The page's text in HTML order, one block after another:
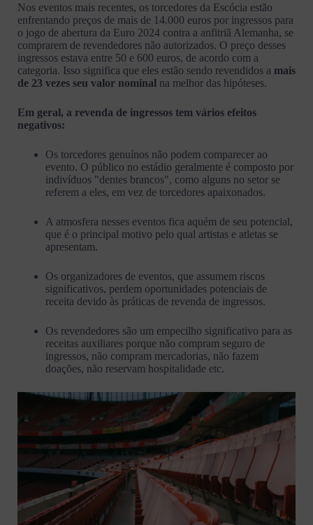
Nos eventos mais recentes, os torcedores da Escócia estão
enfrentando preços de mais de 14.000 euros por ingressos para
o jogo de abertura da Euro 2024 contra a anfitriã Alemanha, se
comprarem de revendedores não autorizados. O preço desses
ingressos estava entre 50 e 600 euros, de acordo com a
categoria. Isso significa que eles estão sendo revendidos a mais
de 23 vezes seu valor nominal na melhor das hipóteses.
Em geral, a revenda de ingressos tem vários efeitos
negativos:
Os torcedores genuínos não podem comparecer ao
evento. O público no estádio geralmente é composto por
indivíduos "dentes brancos", como alguns no setor se
referem a eles, em vez de torcedores apaixonados.
A atmosfera nesses eventos fica aquém de seu potencial,
que é o principal motivo pelo qual artistas e atletas se
apresentam.
Os organizadores de eventos, que assumem riscos
significativos, perdem oportunidades potenciais de
receita devido às práticas de revenda de ingressos.
Os revendedores são um empecilho significativo para as
receitas auxiliares porque não compram seguro de
ingressos, não compram mercadorias, não fazem
doações, não reservam hospitalidade etc.